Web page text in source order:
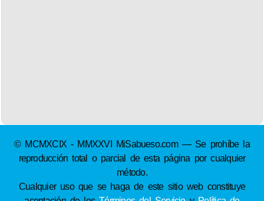
© MCMXCIX - MMXXVI MiSabueso.com — Se prohíbe la
reproducción total o parcial de esta página por cualquier
método.
Cualquier uso que se haga de este sitio web constituye